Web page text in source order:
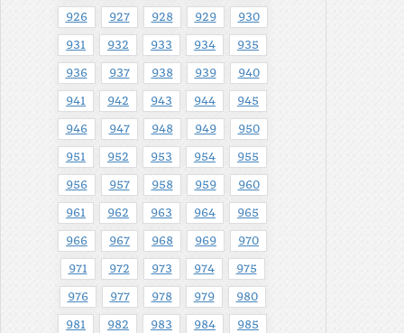
926 927 928 929 930
931 932 933 934 935
936 937 938 939 940
941 942 943 944 945
946 947 948 949 950
951 952 953 954 955
956 957 958 959 960
961 962 963 964 965
966 967 968 969 970
971 972 973 974 975
976 977 978 979 980
981 982 983 984 985